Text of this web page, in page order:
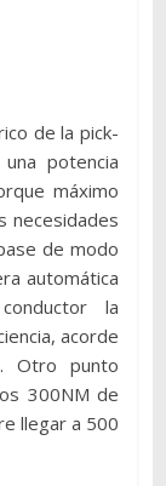
de la pick-
potencia
máximo
necesidades
de modo
automática
la
acorde
Otro punto
300NM de
llegar a 500